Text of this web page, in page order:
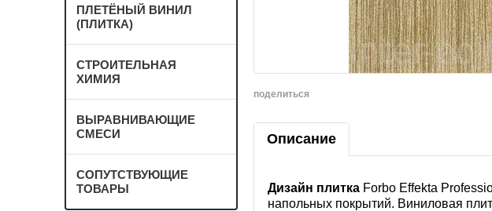
поделиться
Описание
Дизайн плитка Forbo Effekta
напольных покрытий. Виниловая
ПЛЕТЁНЫЙ ВИНИЛ
(ПЛИТКА)
СТРОИТЕЛЬНАЯ
ХИМИЯ
ВЫРАВНИВАЮЩИЕ
СМЕСИ
СОПУТСТВУЮЩИЕ
ТОВАРЫ